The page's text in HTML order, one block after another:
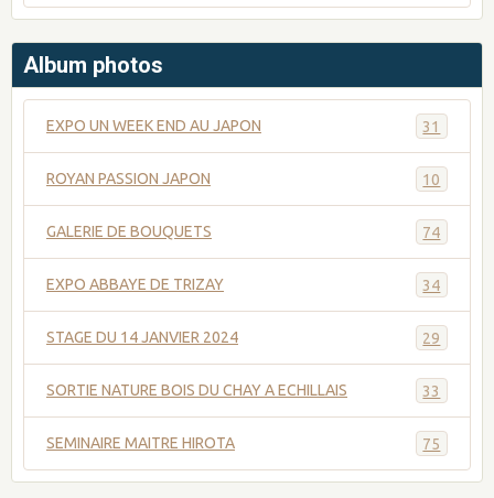
Album photos
EXPO UN WEEK END AU JAPON 31
ROYAN PASSION JAPON 10
GALERIE DE BOUQUETS 74
EXPO ABBAYE DE TRIZAY 34
STAGE DU 14 JANVIER 2024 29
SORTIE NATURE BOIS DU CHAY A ECHILLAIS 33
SEMINAIRE MAITRE HIROTA 75